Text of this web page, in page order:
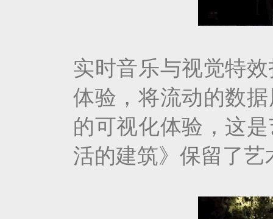
实时音乐与视觉特
体验，将流动的数
的可视化体验，这
活的建筑》保留了